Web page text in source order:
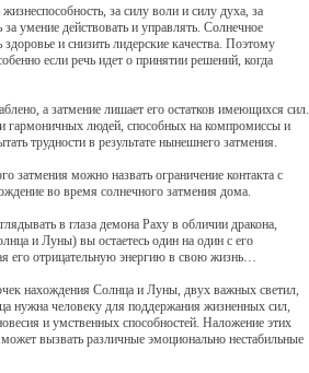
за силу воли и силу духа, за
за умение действовать и управлять. Солнечное
и снизить лидерские качества. Поэтому
если речь идет о принятии решений, когда
а затмение лишает его остатков имеющихся сил.
гармоничных людей, способных на компромиссы и
трудности в результате нынешнего затмения.
можно назвать ограничение контакта с
во время солнечного затмения дома.
в глаза демона Раху в обличии дракона,
и Луны) вы остаетесь один на один с его
его отрицательную энергию в свою жизнь…
нахождения Солнца и Луны, двух важных светил,
нужна человеку для поддержания жизненных сил,
и умственных способностей. Наложение этих
вызвать различные эмоционально нестабильные